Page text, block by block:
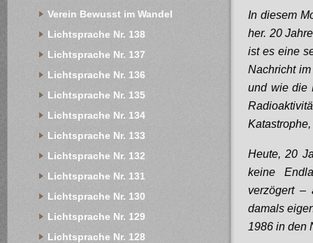
In diesem
her. 20
ist es eine
Nachricht
und wie die
Heute, 20
keine
verzögert –
damals
1986 in den
Verein Bewusst im Wandel
Lichtsprache Nr. 138
Lichtsprache Nr. 137
Lichtsprache Nr. 136
Lichtsprache Nr. 135
Lichtsprache Nr. 134
Lichtsprache Nr. 133
Lichtsprache Nr. 132
Lichtsprache Nr. 131
Lichtsprache Nr. 130
Lichtsprache Nr. 129
Lichtsprache Nr. 128